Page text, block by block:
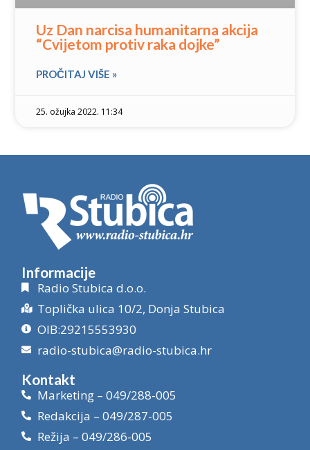
Uz Dan narcisa humanitarna akcija
“Cvijetom protiv raka dojke”
PROČITAJ VIŠE »
25. ožujka 2022. 11:34
Informacije
Radio Stubica d.o.o.
Toplička ulica 10/2, Donja Stubica
OIB:29215553930
radio-stubica@radio-stubica.hr
Kontakt
Marketing – 049/288-005
Redakcija – 049/287-005
Režija – 049/286-005